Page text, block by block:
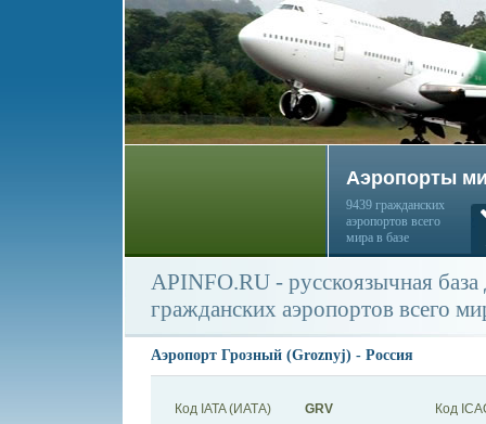
Аэропорты
9439 гражданских
аэропортов всего
мира в базе
APINFO.RU - русскоязычная
гражданских аэропортов всего
Аэропорт Грозный (Groznyj) - Россия
Код IATA (ИАТА) GRV
Код